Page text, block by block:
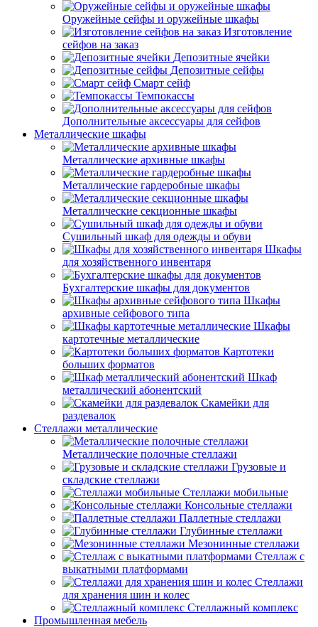
Оружейные сейфы и оружейные шкафы
Изготовление
сейфов на заказ
Депозитные ячейки
Депозитные сейфы
Смарт сейф
Темпокассы
Дополнительные аксессуары для сейфов
Металлические шкафы
Металлические архивные шкафы
Металлические гардеробные шкафы
Металлические секционные шкафы
Сушильный шкаф для одежды и обуви
Шкафы
для хозяйственного инвентаря
Бухгалтерские шкафы для документов
Шкафы
архивные сейфового типа
Шкафы
картотечные металлические
Картотеки
больших форматов
Шкаф
металлический абонентский
Скамейки для
раздевалок
Стеллажи металлические
Металлические полочные стеллажи
Грузовые и
складские стеллажи
Стеллажи мобильные
Консольные стеллажи
Паллетные стеллажи
Глубинные стеллажи
Мезонинные стеллажи
Стеллаж с
выкатными платформами
Стеллажи
для хранения шин и колес
Стеллажный комплекс
Промышленная мебель